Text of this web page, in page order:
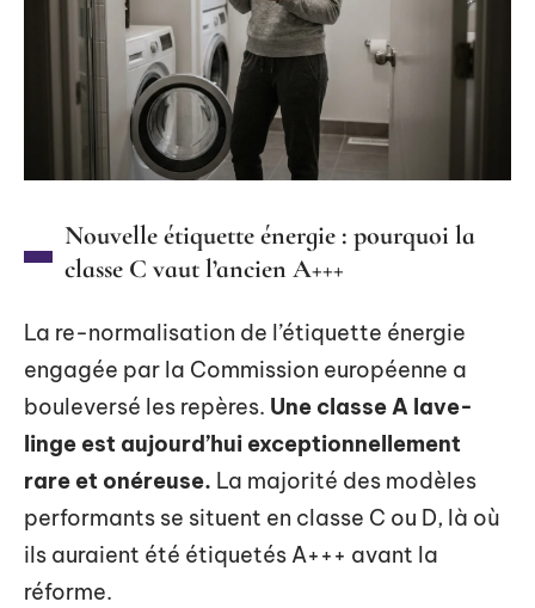
Nouvelle étiquette énergie : pourquoi la
classe C vaut l’ancien A+++
La re-normalisation de l’étiquette énergie
engagée par la Commission européenne a
bouleversé les repères. Une classe A lave-
linge est aujourd’hui exceptionnellement
rare et onéreuse. La majorité des modèles
performants se situent en classe C ou D, là où
ils auraient été étiquetés A+++ avant la
réforme.